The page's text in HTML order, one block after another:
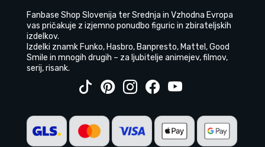
Fanbase Shop Slovenija ter Srednja in Vzhodna Evropa
vas pričakuje z izjemno ponudbo figuric in zbirateljskih
izdelkov.
Izdelki znamk Funko, Hasbro, Banpresto, Mattel, Good
Smile in mnogih drugih – za ljubitelje animejev, filmov,
serij, risank.